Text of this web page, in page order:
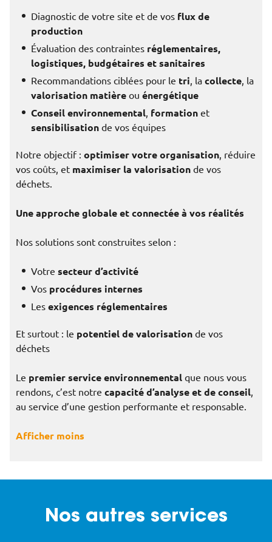
Diagnostic de votre site et de vos flux de
production
Évaluation des contraintes réglementaires,
logistiques, budgétaires et sanitaires
Recommandations ciblées pour le tri, la collecte, la
valorisation matière ou énergétique
Conseil environnemental, formation et
sensibilisation de vos équipes
Notre objectif : optimiser votre organisation, réduire
vos coûts, et maximiser la valorisation de vos
déchets.
Une approche globale et connectée à vos réalités
Nos solutions sont construites selon :
Votre secteur d’activité
Vos procédures internes
Les exigences réglementaires
Et surtout : le potentiel de valorisation de vos
déchets
Le premier service environnemental que nous vous
rendons, c’est notre capacité d’analyse et de conseil,
au service d’une gestion performante et responsable.
Afficher moins
Nos autres services